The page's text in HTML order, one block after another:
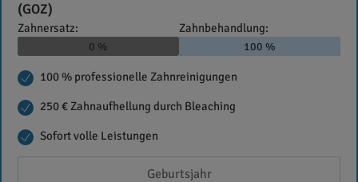
(GOZ)
Zahnersatz:
0 %
Zahnbehandlung:
100 %
100 % professionelle Zahnreinigungen
250 € Zahnaufhellung durch Bleaching
Sofort volle Leistungen